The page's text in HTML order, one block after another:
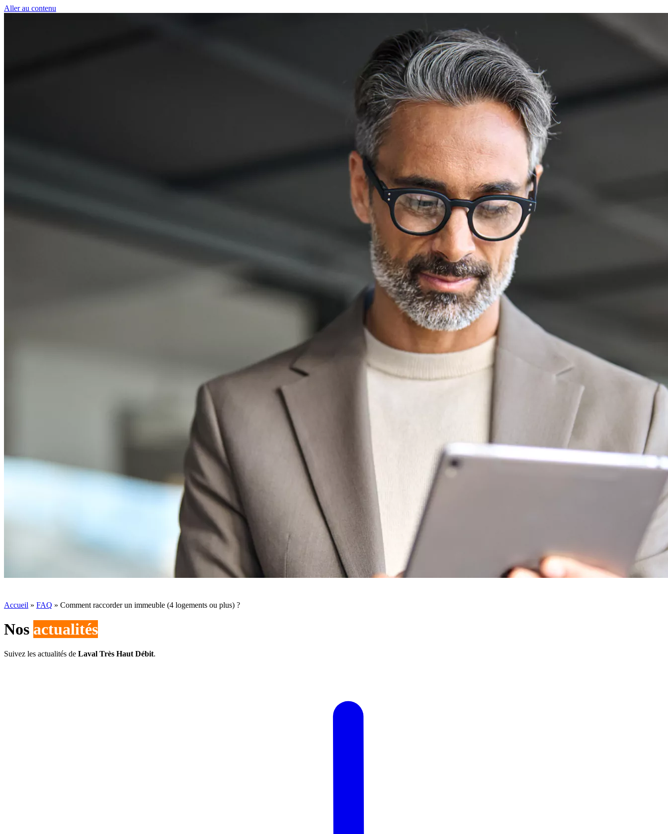
Aller au contenu
Accueil » FAQ » Comment raccorder un immeuble (4 logements ou plus) ?
Nos actualités
Suivez les actualités de Laval Très Haut Débit.
Panneau de gestion des cookies